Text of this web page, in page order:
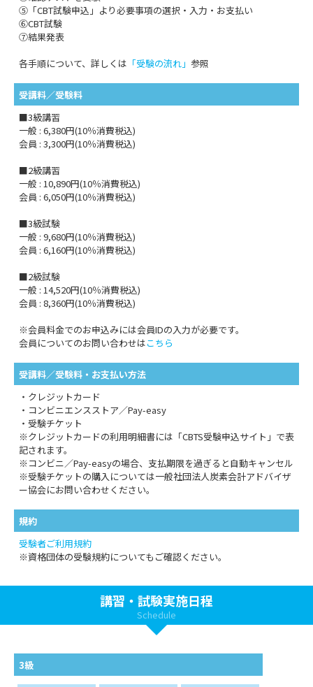
⑤「CBT試験申込」より必要事項の選択・入力・お支払い
⑥CBT試験
⑦結果発表
各手順について、詳しくは 「受験の流れ」 参照
受講料／受験料
■3級講習
一般 : 6,380円(10％消費税込)
会員 : 3,300円(10％消費税込)
■2級講習
一般 : 10,890円(10％消費税込)
会員 : 6,050円(10％消費税込)
■3級試験
一般 : 9,680円(10％消費税込)
会員 : 6,160円(10％消費税込)
■2級試験
一般 : 14,520円(10％消費税込)
会員 : 8,360円(10％消費税込)
※会員料金でのお申込みには会員IDの入力が必要です。
会員についてのお問い合わせはこちら
受講料／受験料・お支払い方法
・クレジットカード
・コンビニエンスストア／Pay-easy
・受験チケット
※クレジットカードの利用明細書には「CBTS受験申込サイト」で表
記されます。
※コンビニ／Pay-easyの場合、支払期限を過ぎると自動キャンセル
※受験チケットの購入については一般社団法人炭素会計アドバイザ
ー協会にお問い合わせください。
規約
受験者ご利用規約
※資格団体の受験規約についてもご確認ください。
講習・試験実施日程
Schedule
3級